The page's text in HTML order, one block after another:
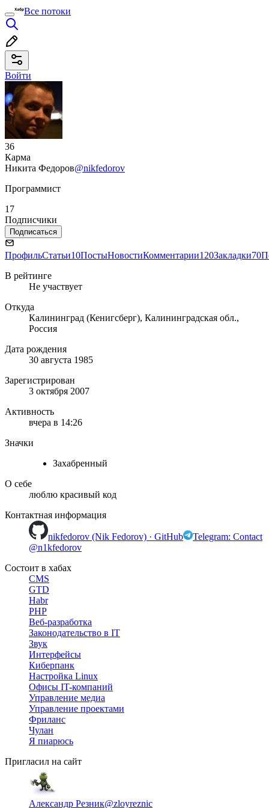
Все потоки
Войти
36
Карма
Никита Федоров@nikfedorov
Программист
17
Подписчики
Подписаться
ПрофильСтатьи10ПостыНовостиКомментарии120Закладки70
В рейтинге
Не участвует
Откуда
Калининград (Кенигсберг), Калининградская обл.,
Россия
Дата рождения
30 августа 1985
Зарегистрирован
3 октября 2007
Активность
вчера в 14:26
Значки
Захабренный
О себе
люблю красивый код
Контактная информация
nikfedorov (Nik Fedorov) · GitHub
Telegram: Contact
@n1kfedorov
Состоит в хабах
CMS
GTD
Habr
PHP
Веб-разработка
Законодательство в IT
Звук
Интерфейсы
Киберпанк
Настройка Linux
Офисы IT-компаний
Управление медиа
Управление проектами
Фриланс
Чулан
Я пиарюсь
Пригласил на сайт
Александр Резник@zloyreznic